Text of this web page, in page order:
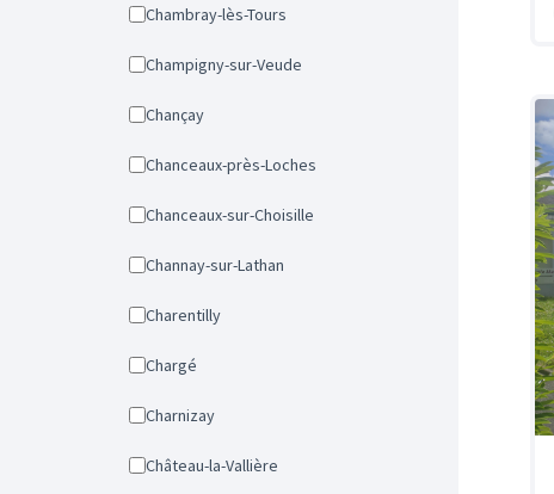
Chambray-lès-Tours
Champigny-sur-Veude
Chançay
Chanceaux-près-Loches
Chanceaux-sur-Choisille
Channay-sur-Lathan
Charentilly
Chargé
Charnizay
Château-la-Vallière